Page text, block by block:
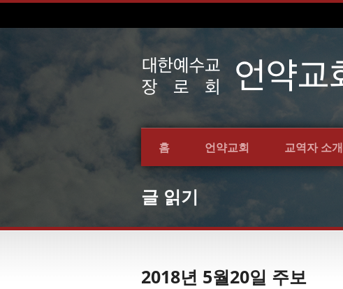
홈 언약교회 교역자 소개
글 읽기
2018년 5월20일 주보